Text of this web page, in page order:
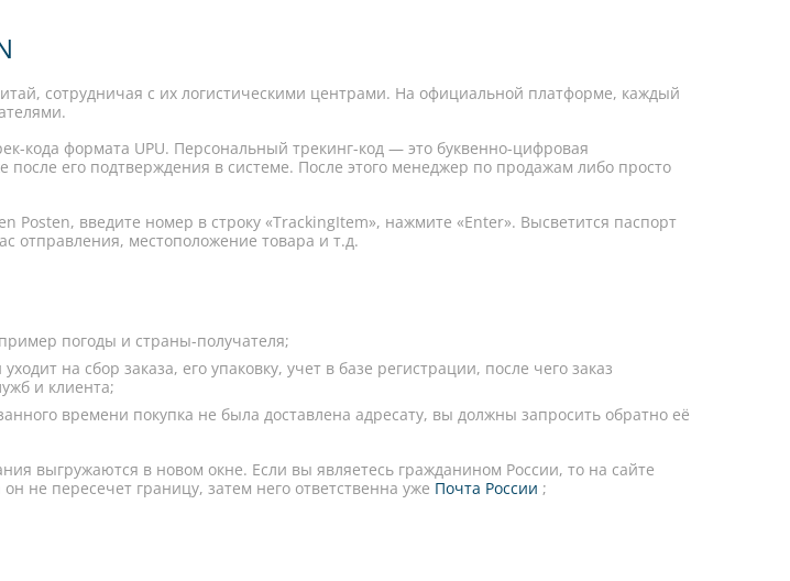
сотрудничая с их логистическими центрами. На официальной платформе, каждый
кода формата UPU. Персональный трекинг-код — это буквенно-цифровая
после его подтверждения в системе. После этого менеджер по продажам либо просто
введите номер в строку «TrackingItem», нажмите «Enter». Высветится паспорт
отправления, местоположение товара и т.д.
погоды и страны-получателя;
на сбор заказа, его упаковку, учет в базе регистрации, после чего заказ
и клиента;
времени покупка не была доставлена адресату, вы должны запросить обратно её
выгружаются в новом окне. Если вы являетесь гражданином России, то на сайте
не пересечет границу, затем него ответственна уже Почта России ;